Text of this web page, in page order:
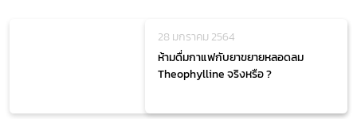
28 มกราคม 2564
ห้ามดื่มกาแฟกับยาขยายหลอดลม
Theophylline จริงหรือ ?